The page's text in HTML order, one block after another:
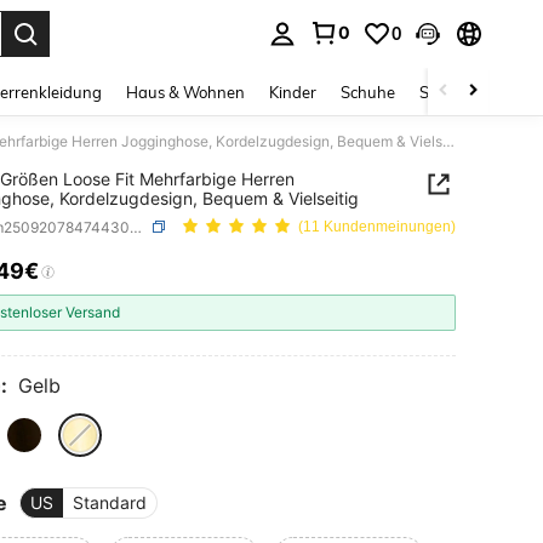
0 0
Haus & Wohnen Kinder Schuhe Schmuck &
Große Größen Loose Fit Mehrfarbige Herren Jogginghose, Kordelzugdesign, Bequem & Vielseitig
Loose Fit Mehrfarbige Herren
Kordelzugdesign, Bequem & Vielseitig
SKU: sm25092078474430882 (11 Kundenmeinungen)
AND AVAILABILITY
Versand
Gelb
US Standard